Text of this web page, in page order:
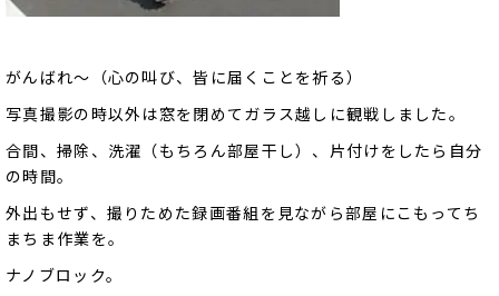
がんばれ～（心の叫び、皆に届くことを祈る）
写真撮影の時以外は窓を閉めてガラス越しに観戦しました。
合間、掃除、洗濯（もちろん部屋干し）、片付けをしたら自分
の時間。
外出もせず、撮りためた録画番組を見ながら部屋にこもってち
まちま作業を。
ナノブロック。